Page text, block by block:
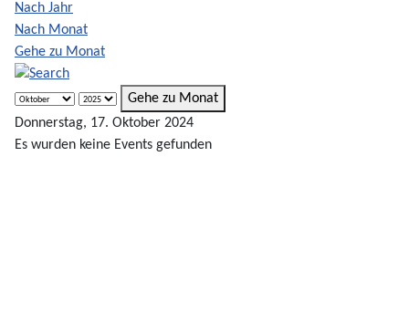
Nach Jahr
Nach Monat
Gehe zu Monat
Gehe zu Monat
Donnerstag, 17. Oktober 2024
Es wurden keine Events gefunden